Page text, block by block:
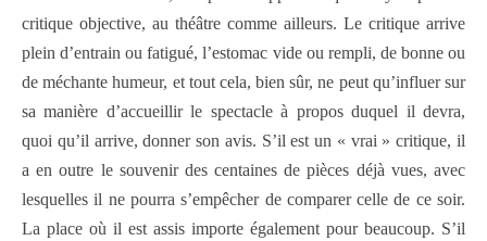
critique objective, au théâtre comme ailleurs. Le critique arrive
plein d’entrain ou fatigué, l’estomac vide ou rempli, de bonne ou
de méchante humeur, et tout cela, bien sûr, ne peut qu’influer sur
sa manière d’accueillir le spectacle à propos duquel il devra,
quoi qu’il arrive, donner son avis. S’il est un « vrai » critique, il
a en outre le souvenir des centaines de pièces déjà vues, avec
lesquelles il ne pourra s’empêcher de comparer celle de ce soir.
La place où il est assis importe également pour beaucoup. S’il